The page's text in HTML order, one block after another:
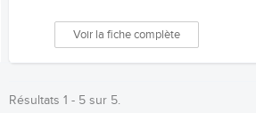
Voir la fiche complète
Résultats 1 - 5 sur 5.